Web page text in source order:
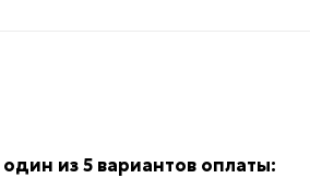
из 5 вариантов оплаты: